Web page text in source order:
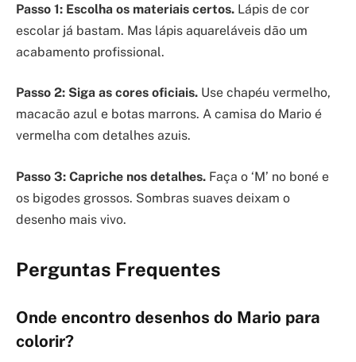
Passo 1: Escolha os materiais certos. Lápis de cor
escolar já bastam. Mas lápis aquareláveis dão um
acabamento profissional.
Passo 2: Siga as cores oficiais. Use chapéu vermelho,
macacão azul e botas marrons. A camisa do Mario é
vermelha com detalhes azuis.
Passo 3: Capriche nos detalhes. Faça o ‘M’ no boné e
os bigodes grossos. Sombras suaves deixam o
desenho mais vivo.
Perguntas Frequentes
Onde encontro desenhos do Mario para
colorir?